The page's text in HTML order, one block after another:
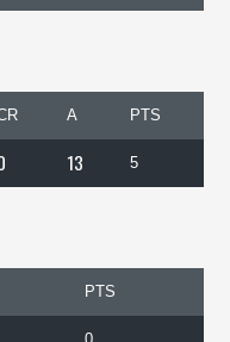
A PTS
13 5
PTS